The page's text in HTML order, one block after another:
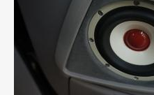
2021年1月 (2)
2020年12月 (2)
2020年11月(2)